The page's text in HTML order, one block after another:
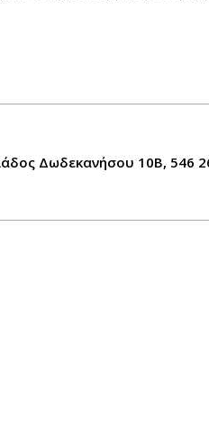
Δωδεκανήσου 10Β, 546